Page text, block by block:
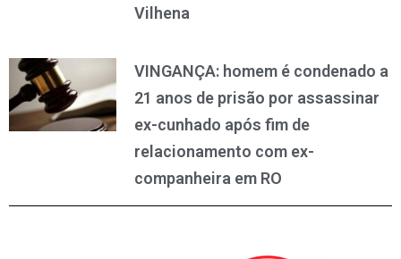
Vilhena
VINGANÇA: homem é condenado a
21 anos de prisão por assassinar
ex-cunhado após fim de
relacionamento com ex-
companheira em RO